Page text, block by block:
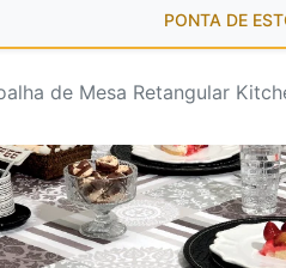
PONTA DE
de Mesa Retangular